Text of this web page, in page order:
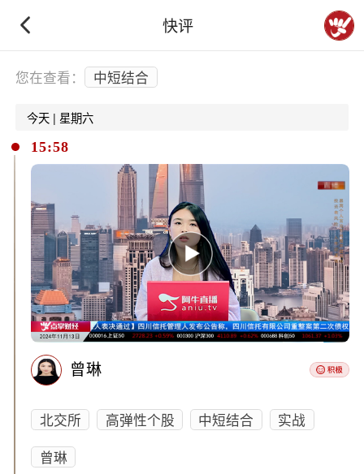
快评
下拉刷新
您在查看： 中短结合
今天 | 星期六
15:58
曾琳
北交所 高弹性个股 中短结合
实战
曾琳